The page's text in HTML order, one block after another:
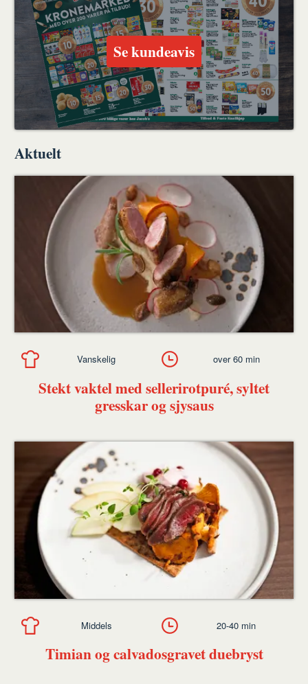
Se kundeavis
Aktuelt
Stekt vaktel med sellerirotpuré, syltet
gresskar og sjysaus
Vanskelig over 60 min
Timian og calvadosgravet duebryst
Middels 20-40 min